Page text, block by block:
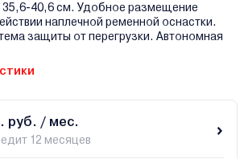
35,6-40,6 см. Удобное размещение
наплечной ременной оснастки.
защиты от перегрузки. Автономная
руб. / мес.
12 месяцев